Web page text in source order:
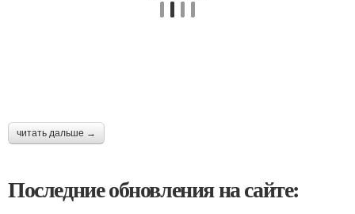
читать дальше →
Последние обновления на сайте: